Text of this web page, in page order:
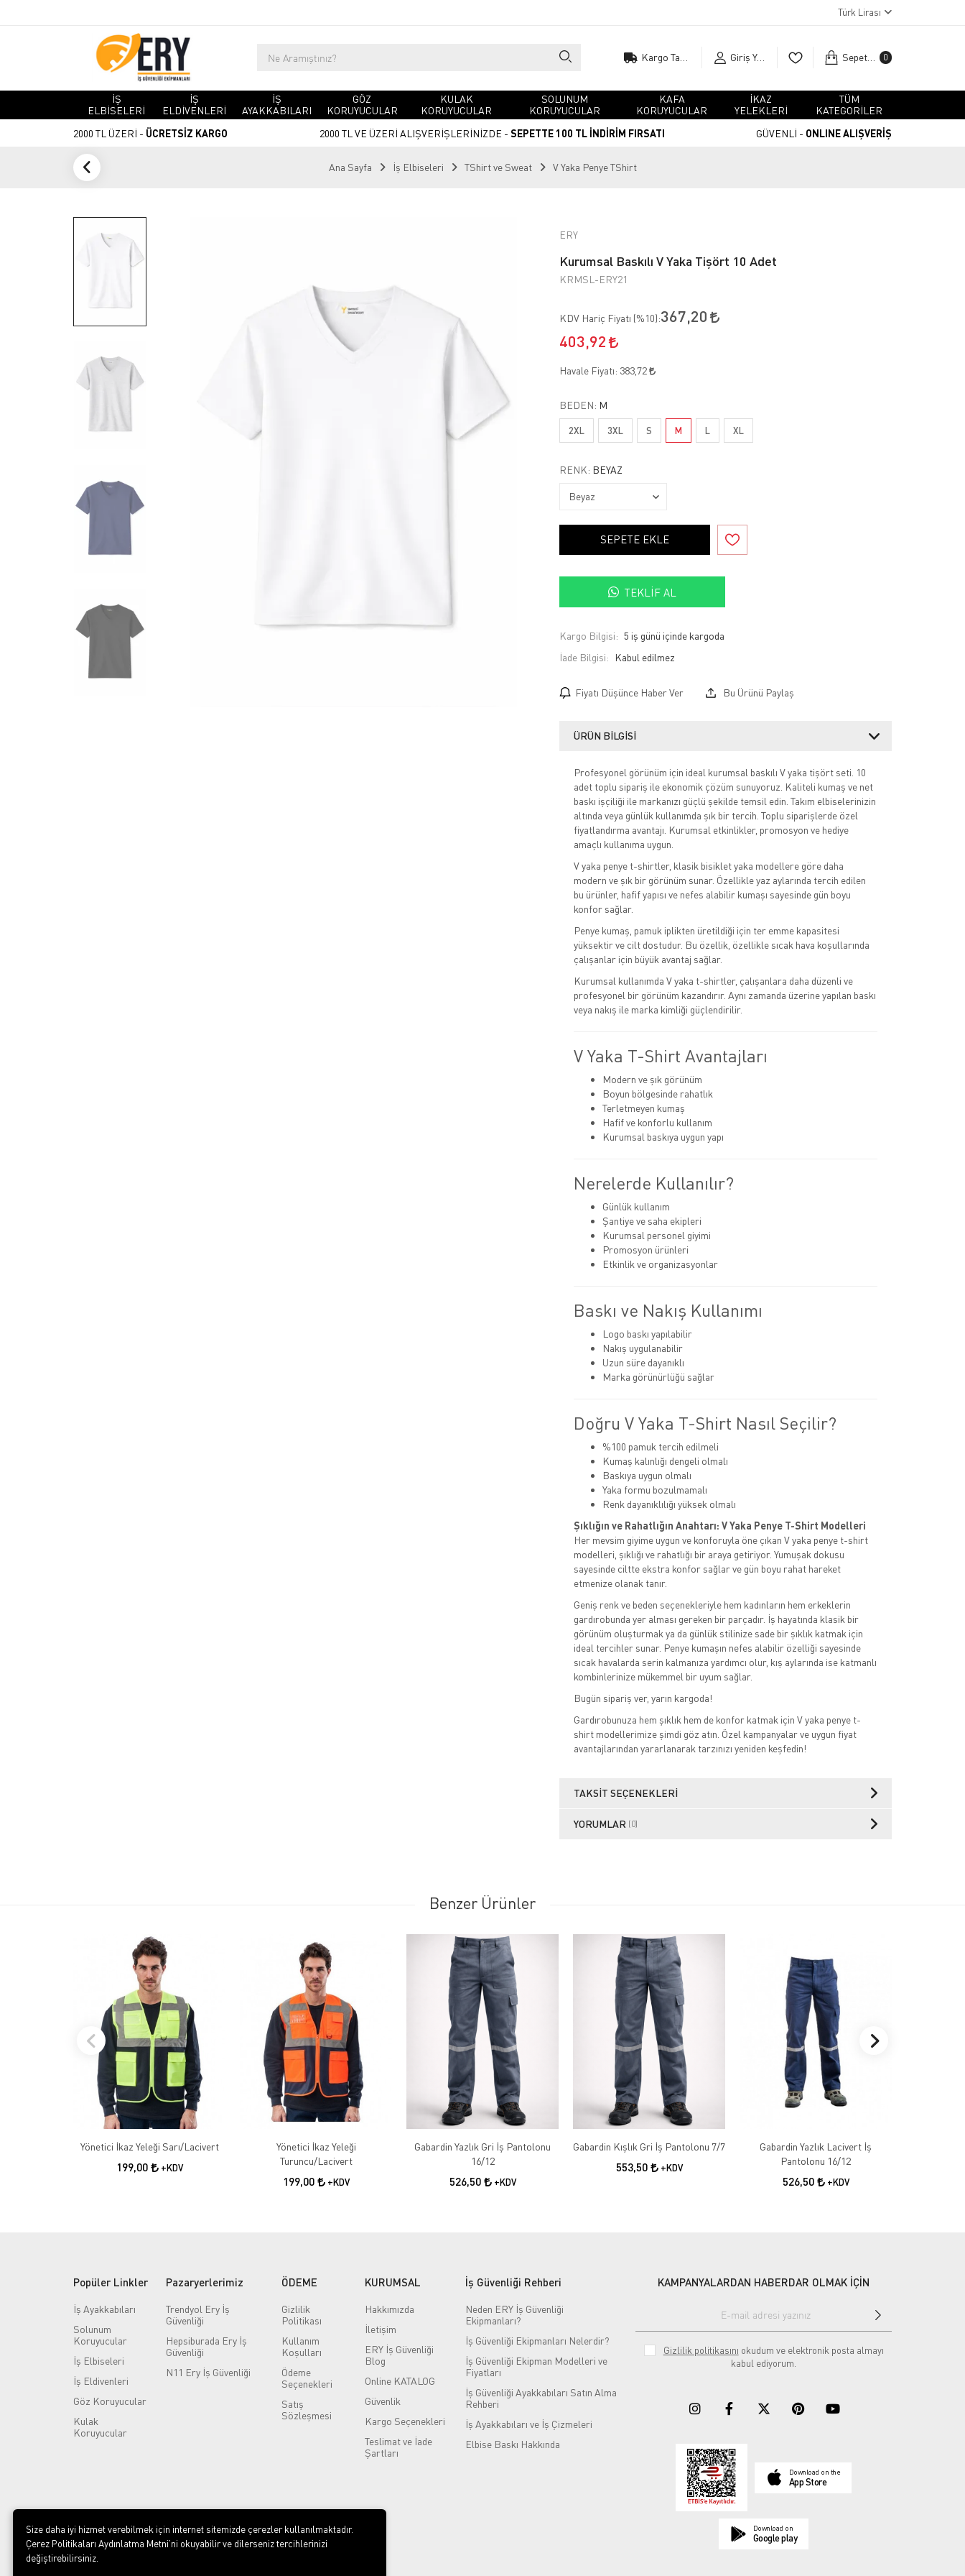
Türk Lirası
Giriş Yap Sepetim 0
İŞ
ELBİSELERİ
İŞ
ELDİVENLERİ
İŞ
AYAKKABILARI
GÖZ
KORUYUCULAR
KULAK
KORUYUCULAR
SOLUNUM
KORUYUCULAR
KAFA
KORUYUCULAR
İKAZ
YELEKLERİ
TÜM
KATEGORİLER
2000 TL ÜZERİ - ÜCRETSİZ KARGO 2000 TL VE ÜZERİ ALIŞVERİŞLERİNİZDE - SEPETTE 100 TL İNDİRİM FIRSATI GÜVENLİ - ONLINE ALIŞVERİŞ
Ana Sayfa İş Elbiseleri TShirt ve Sweat V Yaka Penye TShirt
ERY
Kurumsal Baskılı V Yaka Tişört 10 Adet
KRMSL-ERY21
KDV Hariç Fiyatı (%10):367,20
403,92
Havale Fiyatı: 383,72
BEDEN: M
2XL 3XL S M L XL
RENK: BEYAZ
SEPETE EKLE
TEKLIF AL
Kargo Bilgisi: 5 iş günü içinde kargoda
İade Bilgisi:
Fiyatı Düşünce Haber Ver Bu Ürünü Paylaş
ÜRÜN BILGISI
Profesyonel görünüm için ideal kurumsal baskılı V yaka tişört seti. 10
adet toplu sipariş ile ekonomik çözüm sunuyoruz. Kaliteli kumaş ve net
baskı işçiliği ile markanızı güçlü şekilde temsil edin. Takım elbiselerinizin
altında veya günlük kullanımda şık bir tercih. Toplu siparişlerde özel
fiyatlandırma avantajı. Kurumsal etkinlikler, promosyon ve hediye
amaçlı kullanıma uygun.
V yaka penye t-shirtler, klasik bisiklet yaka modellere göre daha
modern ve şık bir görünüm sunar. Özellikle yaz aylarında tercih edilen
bu ürünler, hafif yapısı ve nefes alabilir kumaşı sayesinde gün boyu
konfor sağlar.
Penye kumaş, pamuk iplikten üretildiği için ter emme kapasitesi
yüksektir ve cilt dostudur. Bu özellik, özellikle sıcak hava koşullarında
çalışanlar için büyük avantaj sağlar.
Kurumsal kullanımda V yaka t-shirtler, çalışanlara daha düzenli ve
profesyonel bir görünüm kazandırır. Aynı zamanda üzerine yapılan baskı
veya nakış ile marka kimliği güçlendirilir.
V Yaka T-Shirt Avantajları
Modern ve şık görünüm
Boyun bölgesinde rahatlık
Terletmeyen kumaş
Hafif ve konforlu kullanım
Kurumsal baskıya uygun yapı
Nerelerde Kullanılır?
Günlük kullanım
Şantiye ve saha ekipleri
Kurumsal personel giyimi
Promosyon ürünleri
Etkinlik ve organizasyonlar
Baskı ve Nakış Kullanımı
Logo baskı yapılabilir
Nakış uygulanabilir
Uzun süre dayanıklı
Marka görünürlüğü sağlar
Doğru V Yaka T-Shirt Nasıl Seçilir?
%100 pamuk tercih edilmeli
Kumaş kalınlığı dengeli olmalı
Baskıya uygun olmalı
Yaka formu bozulmamalı
Renk dayanıklılığı yüksek olmalı
Şıklığın ve Rahatlığın Anahtarı: V Yaka Penye T-Shirt Modelleri
Her mevsim giyime uygun ve konforuyla öne çıkan V yaka penye t-shirt
modelleri, şıklığı ve rahatlığı bir araya getiriyor. Yumuşak dokusu
sayesinde ciltte ekstra konfor sağlar ve gün boyu rahat hareket
etmenize olanak tanır.
Geniş renk ve beden seçenekleriyle hem kadınların hem erkeklerin
gardırobunda yer alması gereken bir parçadır. İş hayatında klasik bir
görünüm oluşturmak ya da günlük stilinize sade bir şıklık katmak için
ideal tercihler sunar. Penye kumaşın nefes alabilir özelliği sayesinde
sıcak havalarda serin kalmanıza yardımcı olur, kış aylarında ise katmanlı
kombinlerinize mükemmel bir uyum sağlar.
Bugün sipariş ver, yarın kargoda!
Gardırobunuza hem şıklık hem de konfor katmak için V yaka penye t-
shirt modellerimize şimdi göz atın. Özel kampanyalar ve uygun fiyat
avantajlarından yararlanarak tarzınızı yeniden keşfedin!
TAKSIT SEÇENEKLERI
YORUMLAR (0)
Benzer Ürünler
Yönetici İkaz Yeleği Sarı/Lacivert
199,00 +KDV
Yönetici İkaz Yeleği
Turuncu/Lacivert
199,00 +KDV
Gabardin Yazlık Gri İş Pantolonu
16/12
526,50 +KDV
Gabardin Kışlık Gri İş Pantolonu 7/7
553,50 +KDV
Gabardin Yazlık Lacivert İş
Pantolonu 16/12
526,50 +KDV
Popüler Linkler
İş Ayakkabıları
Solunum
Koruyucular
İş Elbiseleri
İş Eldivenleri
Göz Koruyucular
Kulak
Koruyucular
Pazaryerlerimiz
Trendyol Ery İş
Güvenliği
Hepsiburada Ery İş
Güvenliği
N11 Ery İş Güvenliği
ÖDEME
Gizlilik
Politikası
Kullanım
Koşulları
Ödeme
Seçenekleri
Satış
Sözleşmesi
KURUMSAL
Hakkımızda
İletişim
ERY İş Güvenliği
Blog
Online KATALOG
Güvenlik
Kargo Seçenekleri
Teslimat ve İade
Şartları
İş Güvenliği Rehberi
Neden ERY İş Güvenliği
Ekipmanları?
İş Güvenliği Ekipmanları Nelerdir?
İş Güvenliği Ekipman Modelleri ve
Fiyatları
İş Güvenliği Ayakkabıları Satın Alma
Rehberi
İş Ayakkabıları ve İş Çizmeleri
Elbise Baskı Hakkında
KAMPANYALARDAN HABERDAR OLMAK İÇİN
Gizlilik politikasını okudum ve elektronik posta almayı
kabul ediyorum.
Download on the
App Store
Download on
Google play
Size daha iyi hizmet verebilmek için internet sitemizde çerezler kullanılmaktadır.
Çerez Politikaları Aydınlatma Metni’ni okuyabilir ve dilerseniz tercihlerinizi
değiştirebilirsiniz.